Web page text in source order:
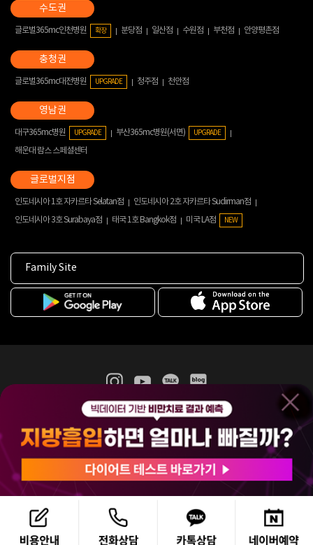
글로벌365mc인천병원 확장 분당점 일산점 수원점 부천점 안양평촌점
글로벌365mc대전병원 UPGRADE 청주점 천안점
대구365mc병원 UPGRADE 부산365mc병원(서면) UPGRADE
해운대 람스 스페셜센터
인도네시아 1호 자카르타 Selatan점
인도네시아 2호 자카르타 Sudirman점
인도네시아 3호 Surabaya점
태국 1호 Bangkok점 미국 LA점 NEW
Family Site
365mc 병·의원 이용약관
홈페이지 이용약관
비급여진료수가
(주)365mcㅣ서울특별시 서초구 서초대로52길 7, 3~4층(서초동, 제일빌딩)
120-87-04354ㅣ김남철
COPYRIGHT(C) 2025 365mc. ALL RIGHTS RESERVED.